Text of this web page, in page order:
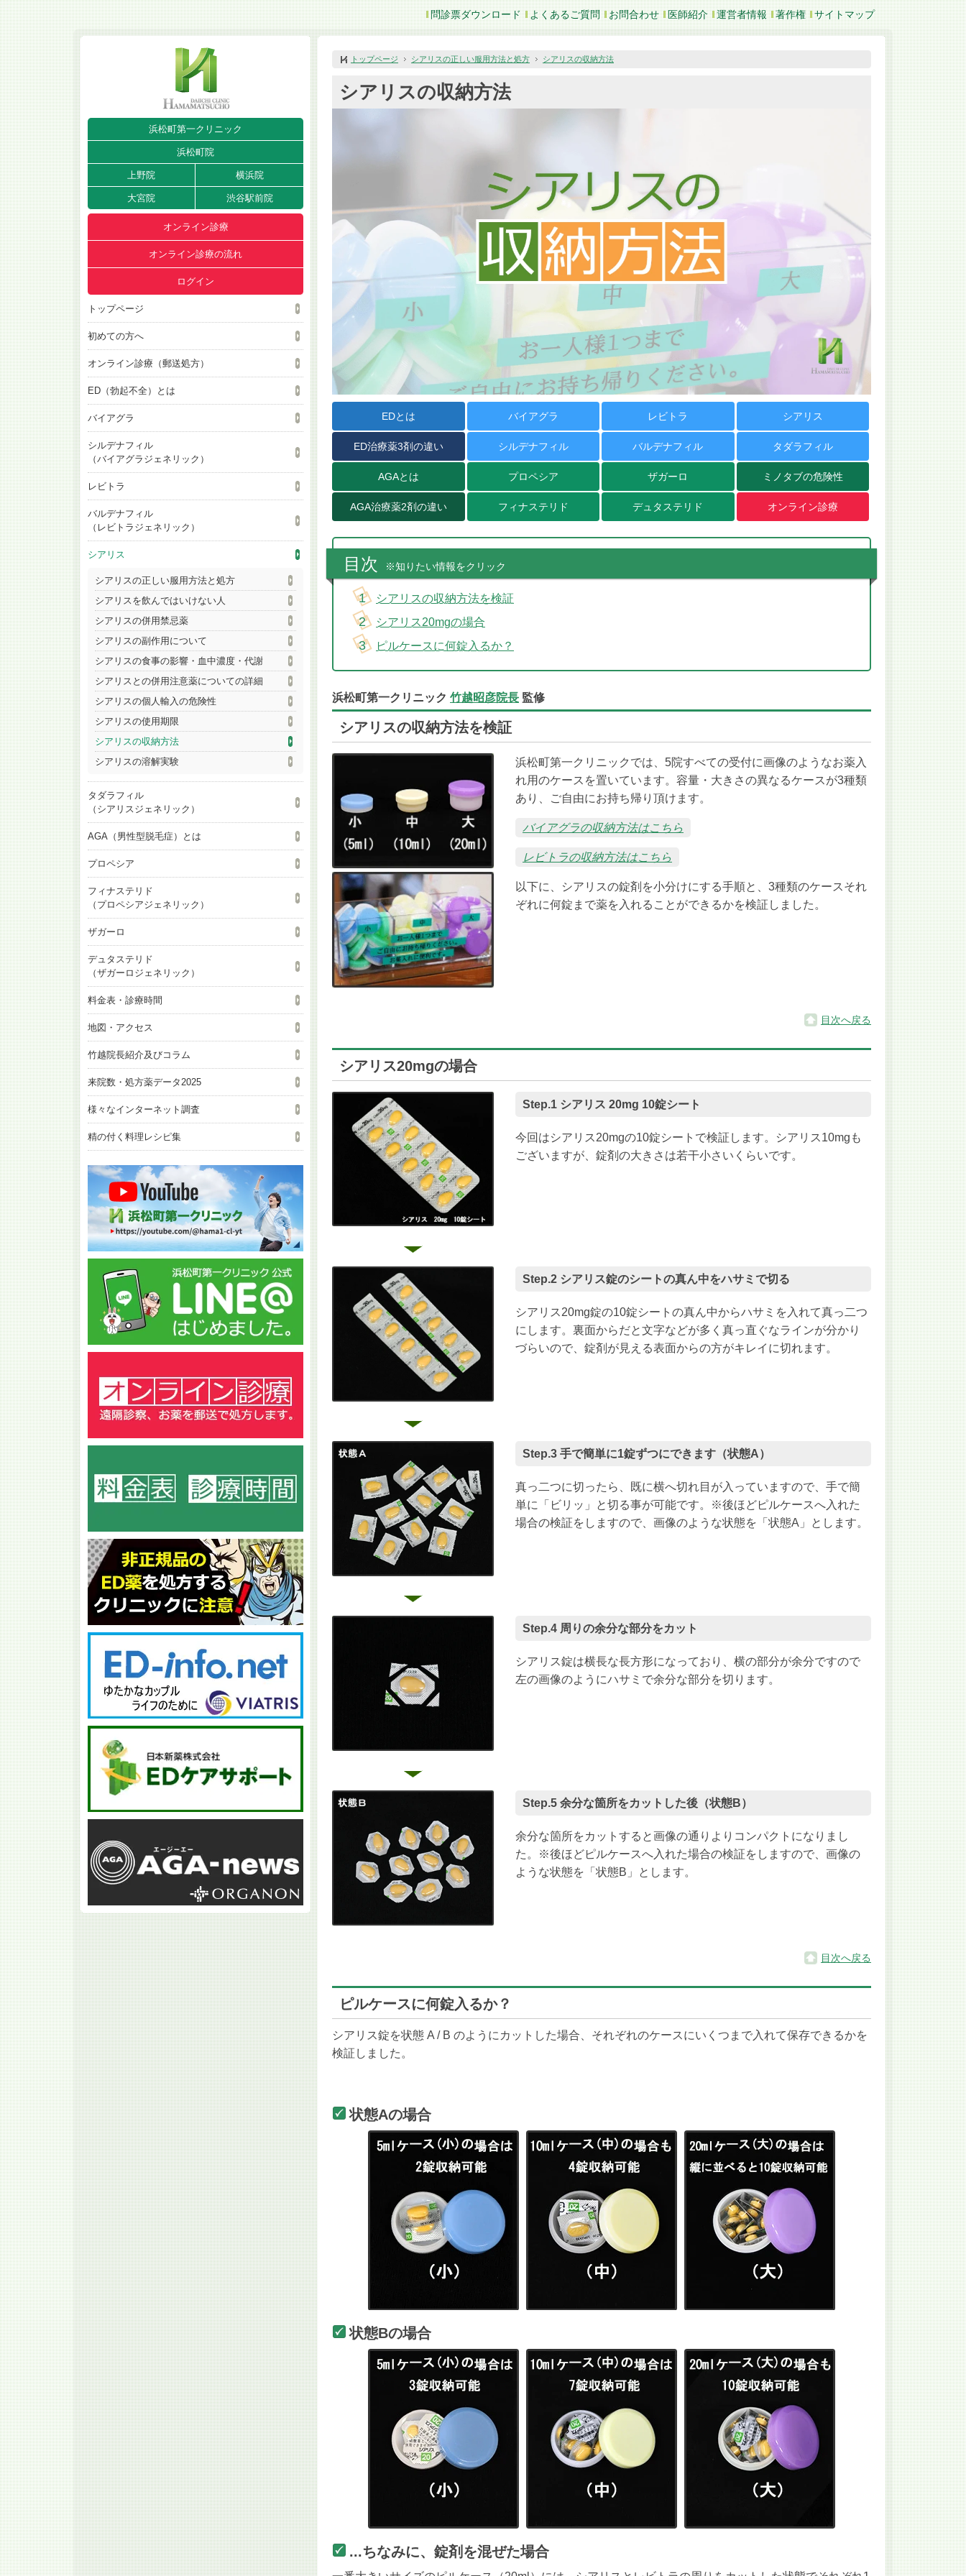
問診票ダウンロード よくあるご質問 お問合わせ 医師紹介 運営者情報 著作権 サイトマップ
浜松町第一クリニック
浜松町院
上野院 横浜院
大宮院 渋谷駅前院
オンライン診療
オンライン診療の流れ
ログイン
トップページ
初めての方へ
オンライン診療（郵送処方）
ED（勃起不全）とは
バイアグラ
シルデナフィル
（バイアグラジェネリック）
レビトラ
バルデナフィル
（レビトラジェネリック）
シアリス
シアリスの正しい服用方法と処方
シアリスを飲んではいけない人
シアリスの併用禁忌薬
シアリスの副作用について
シアリスの食事の影響・血中濃度・代謝
シアリスとの併用注意薬についての詳細
シアリスの個人輸入の危険性
シアリスの使用期限
シアリスの収納方法
シアリスの溶解実験
タダラフィル
（シアリスジェネリック）
AGA（男性型脱毛症）とは
プロペシア
フィナステリド
（プロペシアジェネリック）
ザガーロ
デュタステリド
（ザガーロジェネリック）
料金表・診療時間
地図・アクセス
竹越院長紹介及びコラム
来院数・処方薬データ2025
様々なインターネット調査
精の付く料理レシピ集
トップページ シアリスの正しい服用方法と処方 シアリスの収納方法
シアリスの収納方法
EDとは バイアグラ レビトラ シアリス
ED治療薬3剤の違い シルデナフィル バルデナフィル タダラフィル
AGAとは プロペシア ザガーロ ミノタブの危険性
AGA治療薬2剤の違い フィナステリド デュタステリド オンライン診療
目次 ※知りたい情報をクリック
シアリスの収納方法を検証
シアリス20mgの場合
ピルケースに何錠入るか？
浜松町第一クリニック 竹越昭彦院長 監修
シアリスの収納方法を検証
浜松町第一クリニックでは、5院すべての受付に画像のようなお薬入
れ用のケースを置いています。容量・大きさの異なるケースが3種類
あり、ご自由にお持ち帰り頂けます。
バイアグラの収納方法はこちら
レビトラの収納方法はこちら
以下に、シアリスの錠剤を小分けにする手順と、3種類のケースそれ
ぞれに何錠まで薬を入れることができるかを検証しました。
目次へ戻る
シアリス20mgの場合
Step.1 シアリス 20mg 10錠シート
今回はシアリス20mgの10錠シートで検証します。シアリス10mgも
ございますが、錠剤の大きさは若干小さいくらいです。
Step.2 シアリス錠のシートの真ん中をハサミで切る
シアリス20mg錠の10錠シートの真ん中からハサミを入れて真っ二つ
にします。裏面からだと文字などが多く真っ直ぐなラインが分かり
づらいので、錠剤が見える表面からの方がキレイに切れます。
Step.3 手で簡単に1錠ずつにできます（状態A）
真っ二つに切ったら、既に横へ切れ目が入っていますので、手で簡
単に「ビリッ」と切る事が可能です。※後ほどピルケースへ入れた
場合の検証をしますので、画像のような状態を「状態A」とします。
Step.4 周りの余分な部分をカット
シアリス錠は横長な長方形になっており、横の部分が余分ですので
左の画像のようにハサミで余分な部分を切ります。
Step.5 余分な箇所をカットした後（状態B）
余分な箇所をカットすると画像の通りよりコンパクトになりまし
た。※後ほどピルケースへ入れた場合の検証をしますので、画像の
ような状態を「状態B」とします。
目次へ戻る
ピルケースに何錠入るか？
シアリス錠を状態 A / B のようにカットした場合、それぞれのケースにいくつまで入れて保存できるかを
検証しました。
状態Aの場合
状態Bの場合
...ちなみに、錠剤を混ぜた場合